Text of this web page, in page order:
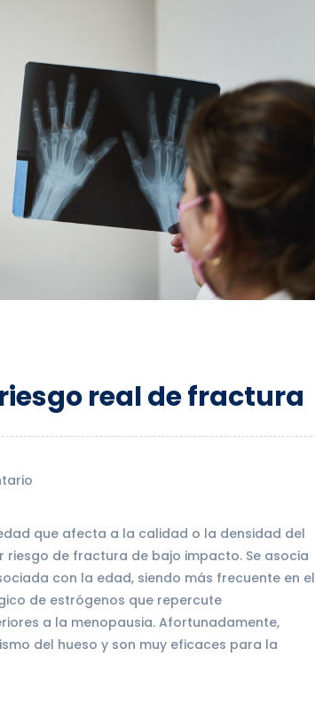
real de fractura
que afecta a la calidad o la densidad del
de fractura de bajo impacto. Se asocia
con la edad, siendo más frecuente en el
de estrógenos que repercute
a la menopausia. Afortunadamente,
del hueso y son muy eficaces para la